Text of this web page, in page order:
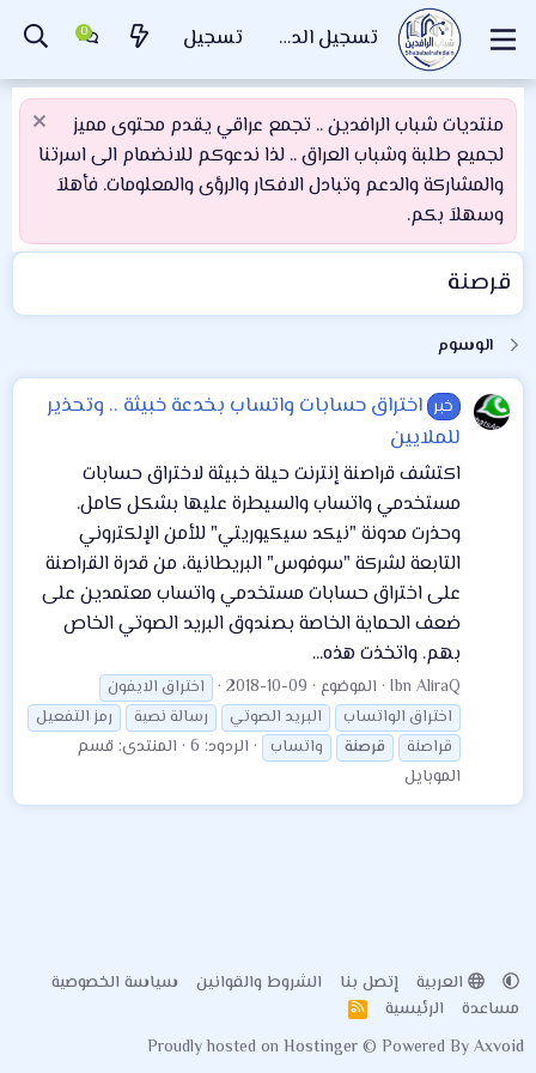
تسجيل الدخول تسجيل
منتديات شباب الرافدين .. تجمع عراقي يقدم محتوى مميز
لجميع طلبة وشباب العراق .. لذا ندعوكم للانضمام الى اسرتنا
والمشاركة والدعم وتبادل الافكار والرؤى والمعلومات. فأهلاَ
وسهلاَ بكم.
قرصنة
الوسوم
خبر اختراق حسابات واتساب بخدعة خبيثة .. وتحذير
للملايين
اكتشف قراصنة إنترنت حيلة خبيثة لاختراق حسابات
مستخدمي واتساب والسيطرة عليها بشكل كامل.
وحذرت مدونة "نيكد سيكيوريتي" للأمن الإلكتروني
التابعة لشركة "سوفوس" البريطانية، من قدرة القراصنة
على اختراق حسابات مستخدمي واتساب معتمدين على
ضعف الحماية الخاصة بصندوق البريد الصوتي الخاص
بهم. واتخذت هذه...
Ibn AliraQ الموضوع 2018-10-09
اختراق الايفون
اختراق الواتساب
البريد الصوتي رسالة نصية
رمز التفعيل
قراصنة
قرصنة واتساب الردود: 6 المنتدى: قسم
الموبايل
العربية إتصل بنا الشروط والقوانين
سياسة الخصوصية
مساعدة
الرئيسية
R
S
Proudly hosted on Hostinger© Powered ByAxvoid